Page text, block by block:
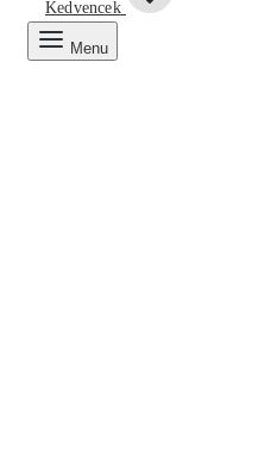
Kedvencek
Menu